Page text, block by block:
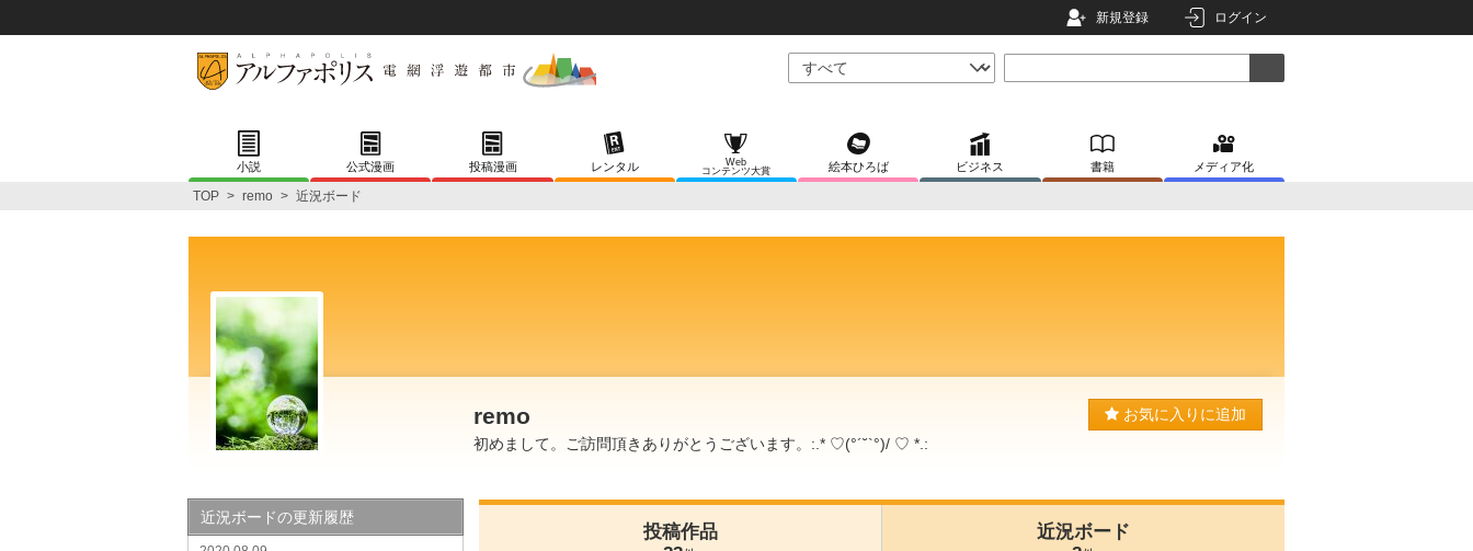
新規登録 ログイン
小説 公式漫画 投稿漫画 レンタル
Web
コンテンツ大賞
絵本ひろば ビジネス 書籍 メディア化
TOP > remo > 近況ボード
remo
初めまして。ご訪問頂きありがとうございます。:.* ♡(°´˘`°)/ ♡ *.:
お気に入りに追加
投稿作品
近況ボード
近況ボードの更新履歴